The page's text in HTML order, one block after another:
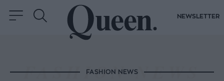
NEWSLETTER
FASHION NEWS